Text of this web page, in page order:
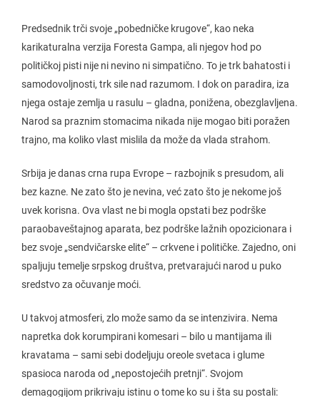
Predsednik trči svoje „pobedničke krugove“, kao neka
karikaturalna verzija Foresta Gampa, ali njegov hod po
političkoj pisti nije ni nevino ni simpatično. To je trk bahatosti i
samodovoljnosti, trk sile nad razumom. I dok on paradira, iza
njega ostaje zemlja u rasulu – gladna, ponižena, obezglavljena.
Narod sa praznim stomacima nikada nije mogao biti poražen
trajno, ma koliko vlast mislila da može da vlada strahom.
Srbija je danas crna rupa Evrope – razbojnik s presudom, ali
bez kazne. Ne zato što je nevina, već zato što je nekome još
uvek korisna. Ova vlast ne bi mogla opstati bez podrške
paraobaveštajnog aparata, bez podrške lažnih opozicionara i
bez svoje „sendvičarske elite“ – crkvene i političke. Zajedno, oni
spaljuju temelje srpskog društva, pretvarajući narod u puko
sredstvo za očuvanje moći.
U takvoj atmosferi, zlo može samo da se intenzivira. Nema
napretka dok korumpirani komesari – bilo u mantijama ili
kravatama – sami sebi dodeljuju oreole svetaca i glume
spasioca naroda od „nepostojećih pretnji“. Svojom
demagogijom prikrivaju istinu o tome ko su i šta su postali: